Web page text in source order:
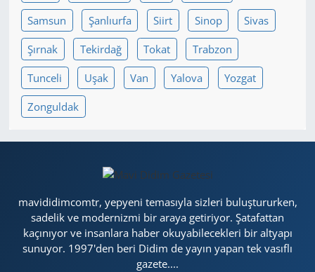
Samsun Şanlıurfa Siirt Sinop Sivas
Şırnak Tekirdağ Tokat Trabzon
Tunceli Uşak Van Yalova Yozgat
Zonguldak
mavididimcomtr, yepyeni temasıyla sizleri buluştururken,
sadelik ve modernizmi bir araya getiriyor. Şatafattan
kaçınıyor ve insanlara haber okuyabilecekleri bir altyapı
sunuyor. 1997'den beri Didim de yayın yapan tek vasıflı
gazete....